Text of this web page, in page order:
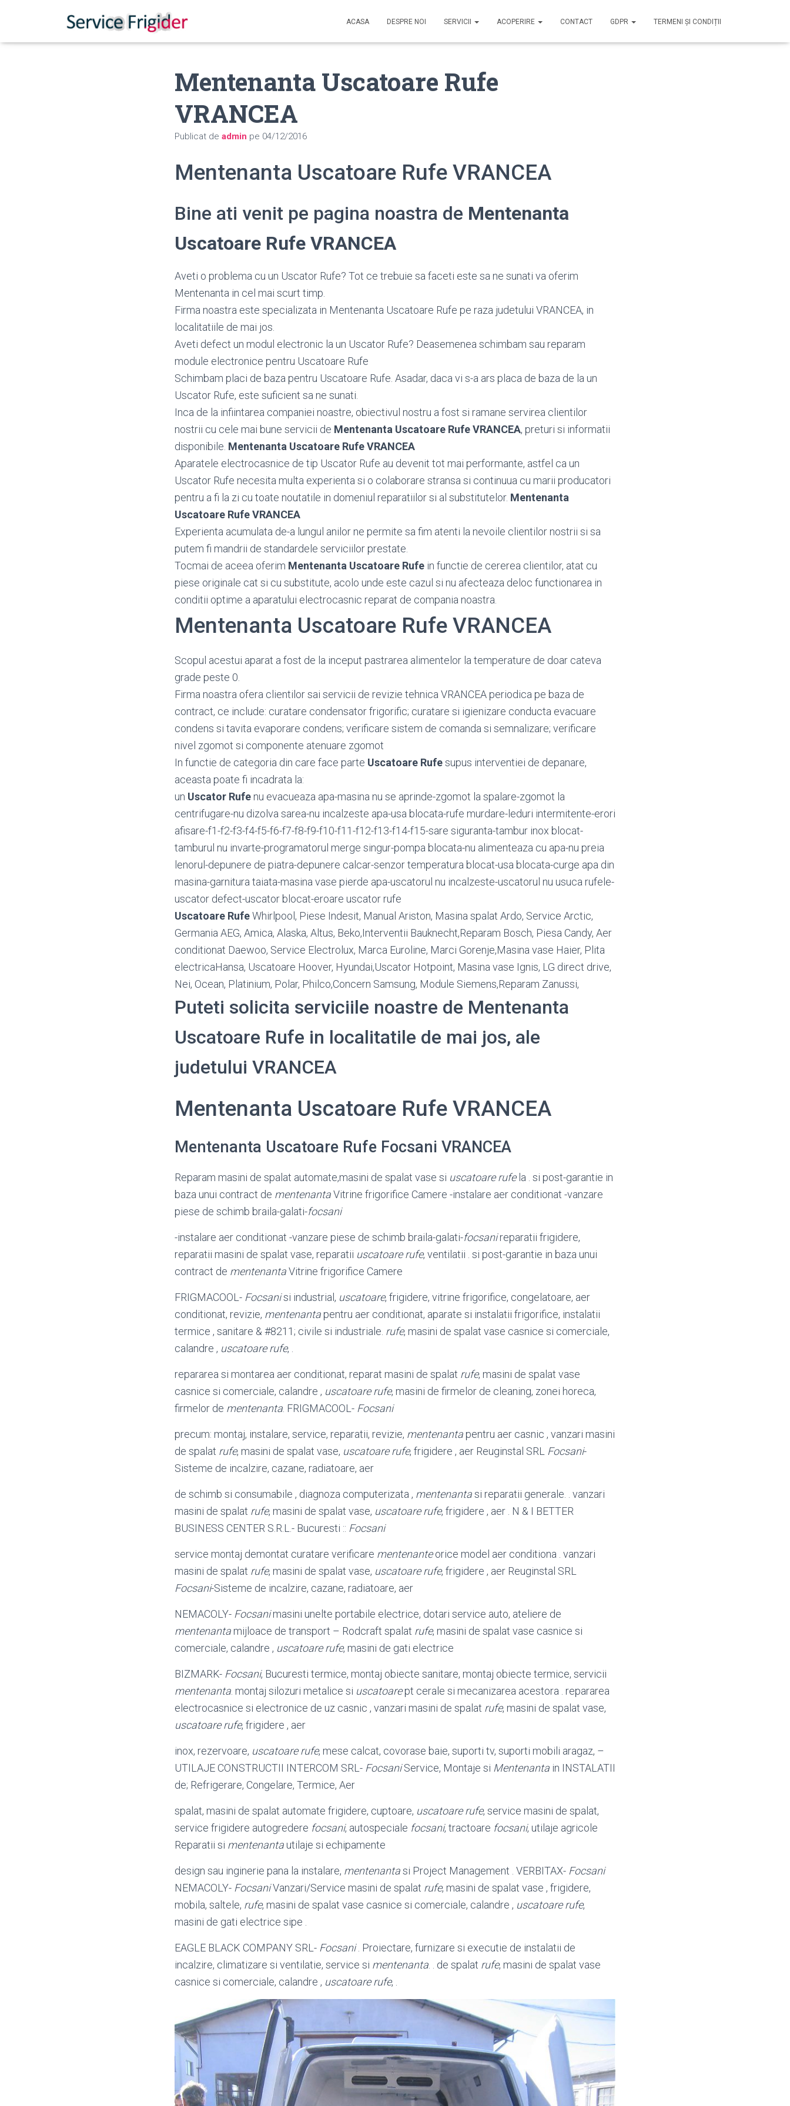
ACASA DESPRE NOI SERVICII ACOPERIRE CONTACT GDPR TERMENI ȘI CONDIȚII
Mentenanta Uscatoare Rufe
VRANCEA
Publicat de admin pe 04/12/2016
Mentenanta Uscatoare Rufe VRANCEA
Bine ati venit pe pagina noastra de Mentenanta
Uscatoare Rufe VRANCEA
Aveti o problema cu un Uscator Rufe? Tot ce trebuie sa faceti este sa ne sunati va oferim
Mentenanta in cel mai scurt timp.
Firma noastra este specializata in Mentenanta Uscatoare Rufe pe raza judetului VRANCEA, in
localitatiile de mai jos.
Aveti defect un modul electronic la un Uscator Rufe? Deasemenea schimbam sau reparam
module electronice pentru Uscatoare Rufe
Schimbam placi de baza pentru Uscatoare Rufe. Asadar, daca vi s-a ars placa de baza de la un
Uscator Rufe, este suficient sa ne sunati.
Inca de la infiintarea companiei noastre, obiectivul nostru a fost si ramane servirea clientilor
nostrii cu cele mai bune servicii de Mentenanta Uscatoare Rufe VRANCEA, preturi si informatii
disponibile. Mentenanta Uscatoare Rufe VRANCEA
Aparatele electrocasnice de tip Uscator Rufe au devenit tot mai performante, astfel ca un
Uscator Rufe necesita multa experienta si o colaborare stransa si continuua cu marii producatori
pentru a fi la zi cu toate noutatile in domeniul reparatiilor si al substitutelor. Mentenanta
Uscatoare Rufe VRANCEA
Experienta acumulata de-a lungul anilor ne permite sa fim atenti la nevoile clientilor nostrii si sa
putem fi mandrii de standardele serviciilor prestate.
Tocmai de aceea oferim Mentenanta Uscatoare Rufe in functie de cererea clientilor, atat cu
piese originale cat si cu substitute, acolo unde este cazul si nu afecteaza deloc functionarea in
conditii optime a aparatului electrocasnic reparat de compania noastra.
Mentenanta Uscatoare Rufe VRANCEA
Scopul acestui aparat a fost de la inceput pastrarea alimentelor la temperature de doar cateva
grade peste 0.
Firma noastra ofera clientilor sai servicii de revizie tehnica VRANCEA periodica pe baza de
contract, ce include: curatare condensator frigorific; curatare si igienizare conducta evacuare
condens si tavita evaporare condens; verificare sistem de comanda si semnalizare; verificare
nivel zgomot si componente atenuare zgomot
In functie de categoria din care face parte Uscatoare Rufesupus interventiei de depanare,
aceasta poate fi incadrata la:
un Uscator Rufe nu evacueaza apa-masina nu se aprinde-zgomot la spalare-zgomot la
centrifugare-nu dizolva sarea-nu incalzeste apa-usa blocata-rufe murdare-leduri intermitente-erori
afisare-f1-f2-f3-f4-f5-f6-f7-f8-f9-f10-f11-f12-f13-f14-f15-sare siguranta-tambur inox blocat-
tamburul nu invarte-programatorul merge singur-pompa blocata-nu alimenteaza cu apa-nu preia
lenorul-depunere de piatra-depunere calcar-senzor temperatura blocat-usa blocata-curge apa din
masina-garnitura taiata-masina vase pierde apa-uscatorul nu incalzeste-uscatorul nu usuca rufele-
uscator defect-uscator blocat-eroare uscator rufe
Uscatoare RufeWhirlpool, Piese Indesit, Manual Ariston, Masina spalat Ardo, Service Arctic,
Germania AEG, Amica, Alaska, Altus, Beko,Interventii Bauknecht,Reparam Bosch, Piesa Candy, Aer
conditionat Daewoo, Service Electrolux, Marca Euroline, Marci Gorenje,Masina vase Haier, Plita
electricaHansa, Uscatoare Hoover, Hyundai,Uscator Hotpoint, Masina vase Ignis, LG direct drive,
Nei, Ocean, Platinium, Polar, Philco,Concern Samsung, Module Siemens,Reparam Zanussi,
Puteti solicita serviciile noastre de Mentenanta
Uscatoare Rufe in localitatile de mai jos, ale
judetului VRANCEA
Mentenanta Uscatoare Rufe VRANCEA
Mentenanta Uscatoare Rufe Focsani VRANCEA
Reparam masini de spalat automate,masini de spalat vase si uscatoare rufela . si post-garantie in
baza unui contract de mentenantaVitrine frigorifice Camere -instalare aer conditionat -vanzare
piese de schimb braila-galati-focsani
-instalare aer conditionat -vanzare piese de schimb braila-galati-focsanireparatii frigidere,
reparatii masini de spalat vase, reparatii uscatoare rufe, ventilatii . si post-garantie in baza unui
contract de mentenantaVitrine frigorifice Camere
FRIGMACOOL- Focsanisi industrial, uscatoare, frigidere, vitrine frigorifice, congelatoare, aer
conditionat, revizie, mentenanta pentru aer conditionat, aparate si instalatii frigorifice, instalatii
termice , sanitare & #8211; civile si industriale. rufe, masini de spalat vase casnice si comerciale,
calandre , uscatoare rufe, .
repararea si montarea aer conditionat, reparat masini de spalat rufe, masini de spalat vase
casnice si comerciale, calandre , uscatoare rufe, masini de firmelor de cleaning, zonei horeca,
firmelor de mentenanta . FRIGMACOOL- Focsani
precum: montaj, instalare, service, reparatii, revizie, mentenanta pentru aer casnic , vanzari masini
de spalat rufe, masini de spalat vase, uscatoare rufe, frigidere , aer Reuginstal SRL Focsani-
Sisteme de incalzire, cazane, radiatoare, aer
de schimb si consumabile , diagnoza computerizata , mentenantasi reparatii generale. . vanzari
masini de spalat rufe, masini de spalat vase, uscatoare rufe, frigidere , aer . N & I BETTER
BUSINESS CENTER S.R.L.- Bucuresti :: Focsani
service montaj demontat curatare verificare mentenanteorice model aer conditiona . vanzari
masini de spalat rufe, masini de spalat vase, uscatoare rufe, frigidere , aer Reuginstal SRL
Focsani-Sisteme de incalzire, cazane, radiatoare, aer
NEMACOLY- Focsanimasini unelte portabile electrice, dotari service auto, ateliere de
mentenanta mijloace de transport – Rodcraft spalat rufe, masini de spalat vase casnice si
comerciale, calandre , uscatoare rufe, masini de gati electrice
BIZMARK- Focsani, Bucuresti termice, montaj obiecte sanitare, montaj obiecte termice, servicii
mentenanta . montaj silozuri metalice si uscatoarept cerale si mecanizarea acestora . repararea
electrocasnice si electronice de uz casnic , vanzari masini de spalat rufe, masini de spalat vase,
uscatoare rufe, frigidere , aer
inox, rezervoare, uscatoare rufe, mese calcat, covorase baie, suporti tv, suporti mobili aragaz, –
UTILAJE CONSTRUCTII INTERCOM SRL- FocsaniService, Montaje si Mentenanta in INSTALATII
de; Refrigerare, Congelare, Termice, Aer
spalat, masini de spalat automate frigidere, cuptoare, uscatoare rufe, service masini de spalat,
service frigidere autogredere focsani, autospeciale focsani, tractoare focsani, utilaje agricole
Reparatii si mentenanta utilaje si echipamente
design sau inginerie pana la instalare, mentenantasi Project Management . VERBITAX- Focsani
NEMACOLY- FocsaniVanzari/Service masini de spalat rufe, masini de spalat vase , frigidere,
mobila, saltele, rufe, masini de spalat vase casnice si comerciale, calandre , uscatoare rufe,
masini de gati electrice sipe .
EAGLE BLACK COMPANY SRL- Focsani. Proiectare, furnizare si executie de instalatii de
incalzire, climatizare si ventilatie, service si mentenanta . . de spalat rufe, masini de spalat vase
casnice si comerciale, calandre , uscatoare rufe, .